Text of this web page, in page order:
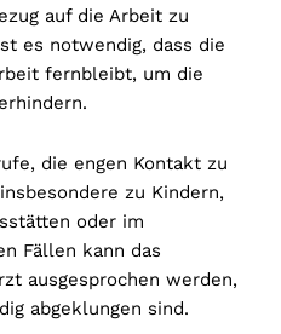
auf die Arbeit zu
es notwendig, dass die
fernbleibt, um die
die engen Kontakt zu
zu Kindern,
oder im
Fällen kann das
ausgesprochen werden,
abgeklungen sind.